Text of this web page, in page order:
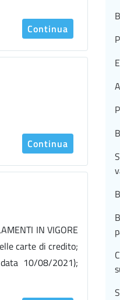
Continua
Continua
IN VIGORE
carte di credito;
10/08/2021);